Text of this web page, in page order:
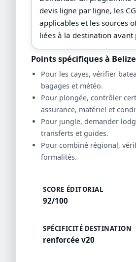
devis ligne par ligne, les
applicables et les sources
liées à la destination avant
Points spécifiques à Belize
Pour les cayes, vérifier
bagages et météo.
Pour plongée, contrôler
assurance, matériel et
Pour jungle, demander
transferts et guides.
Pour combiné régional,
formalités.
SCORE ÉDITORIAL
92/100
SPÉCIFICITÉ DESTINATION
renforcée v20